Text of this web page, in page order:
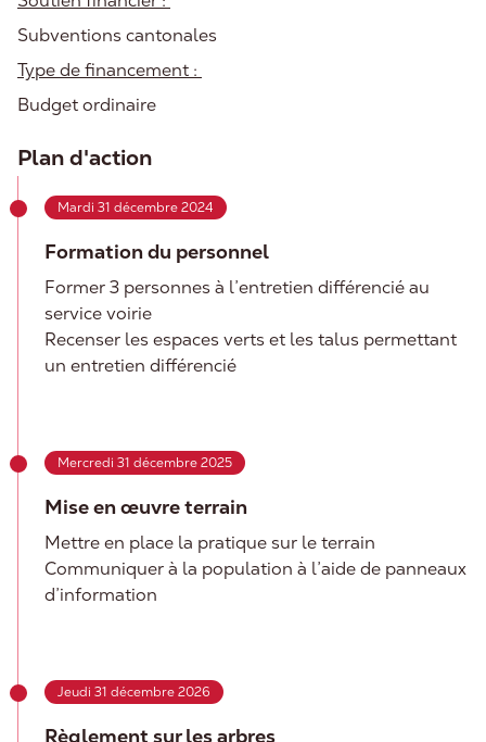
Subventions cantonales
Type de financement :
Budget ordinaire
Plan d'action
Mardi 31 décembre 2024
Formation du personnel
Former 3 personnes à l’entretien différencié au
service voirie
Recenser les espaces verts et les talus permettant
un entretien différencié
Mercredi 31 décembre 2025
Mise en œuvre terrain
Mettre en place la pratique sur le terrain
Communiquer à la population à l’aide de panneaux
d’information
Jeudi 31 décembre 2026
Règlement sur les arbres